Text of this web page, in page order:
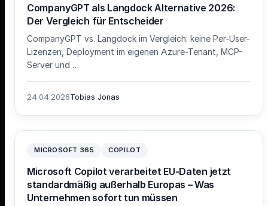
CompanyGPT als Langdock Alternative 2026:
Der Vergleich für Entscheider
CompanyGPT vs. Langdock im Vergleich: keine Per-User-
Lizenzen, Deployment im eigenen Azure-Tenant, MCP-
Server und …
24.04.2026Tobias Jonas
MICROSOFT 365 COPILOT
Microsoft Copilot verarbeitet EU-Daten jetzt
standardmäßig außerhalb Europas – Was
Unternehmen sofort tun müssen